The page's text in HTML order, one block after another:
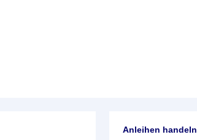
Anleihen handeln